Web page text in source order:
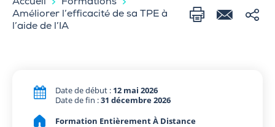
Accueil
Formations
Améliorer l’efficacité de sa TPE à
l’aide de l’IA
Date de début : 12 mai 2026
Date de fin :31 décembre 2026
Formation Entièrement À Distance